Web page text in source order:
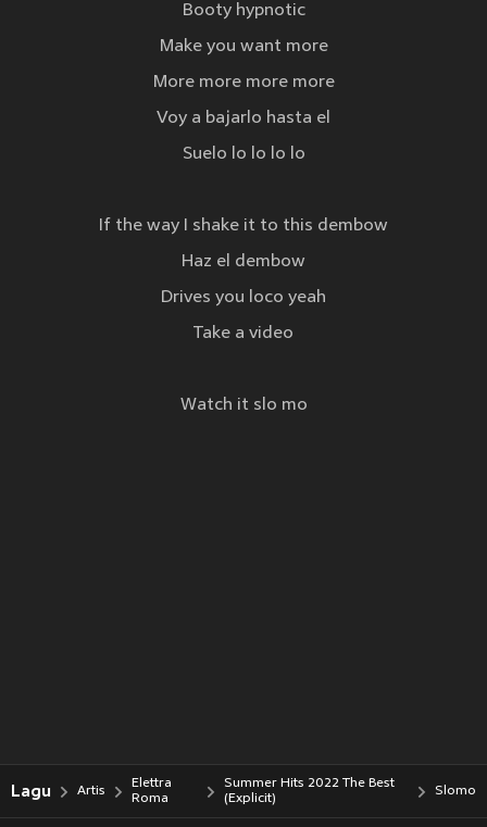
Booty hypnotic
Make you want more
More more more more
Voy a bajarlo hasta el
Suelo lo lo lo lo
If the way I shake it to this dembow
Haz el dembow
Drives you loco yeah
Take a video
Watch it slo mo
Lagu Artis
Elettra
Roma
Summer Hits 2022 The Best
(Explicit)
Slomo